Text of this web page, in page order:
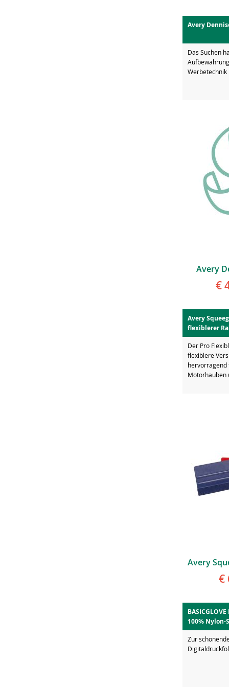
Avery
Das Suchen
Werbetechnik
Avery
€
Avery
flexiblerer
Der Pro
flexiblere
hervorragend
Motorhauben
€
100% Nylon-
Zur